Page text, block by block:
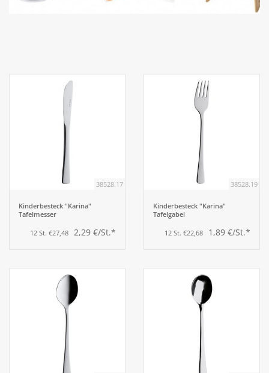
Berufsbekleidung
Küchentechnik
38528.17
Kinderbesteck "Karina"
Tafelmesser
12 St. €27,48 2,29 €/St.*
38528.19
Kinderbesteck "Karina"
Tafelgabel
12 St. €22,68 1,89 €/St.*